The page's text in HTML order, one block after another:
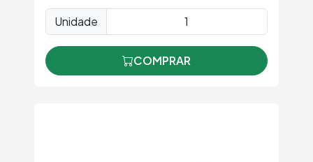
Unidade
COMPRAR